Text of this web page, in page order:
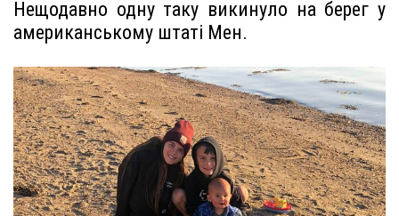
Нещодавно одну таку викинуло на берег у
американському штаті Мен.